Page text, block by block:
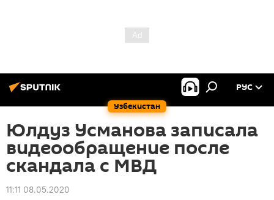
Узбекистан
РУС
Юлдуз Усманова записала
видеообращение после
скандала с МВД
11:11 08.05.2020